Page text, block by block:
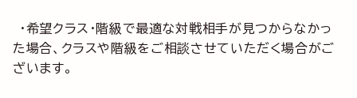
・希望クラス・階級で最適な対戦相手が見つからなかっ
た場合、クラスや階級をご相談させていただく場合がご
ざいます。